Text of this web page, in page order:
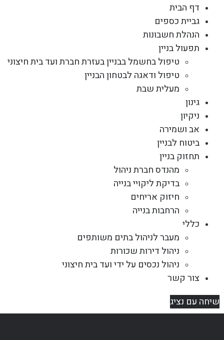
דף הבית
גביית כספים
הנהלת חשבונות
תפעול בניין
טיפול בחשמל בבניין בעזרת חברת ועד בית חיצוני
טיפול ודאגה לבטחון הבניין
מעלית שבת
גינון
ניקיון
אב ושמירה
ביטוח לבניין
תחזוק בניין
מהנדס חברת ניהול
בדיקת ליקויי בנייה
חיזוק אריחים
הרחבות בנייה
כללי
מעבר לניהול בתים משותפים
ניהול דירות שכורות
ניהול נכסים על ידי ועד בית חיצוני
צור קשר
שיחה עם נציג